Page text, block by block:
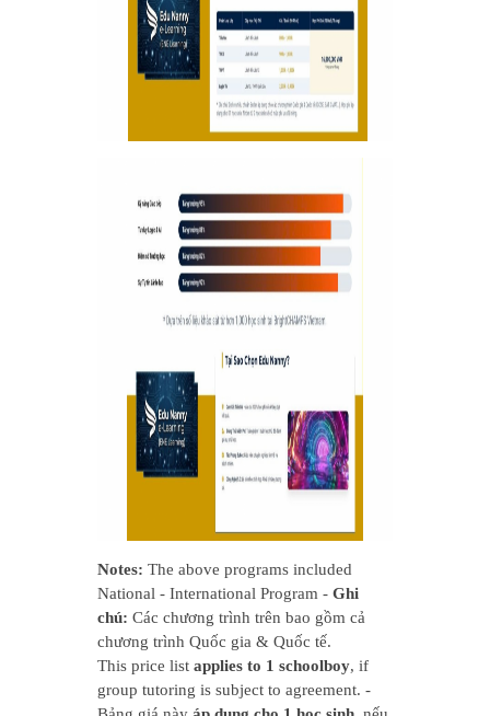
Notes: The above programs included
National - International Program - Ghi
chú: Các chương trình trên bao gồm cả
chương trình Quốc gia & Quốc tế.
This price list applies to 1 schoolboy, if
group tutoring is subject to agreement. -